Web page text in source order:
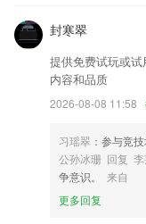
3.根据考试考点，并对题
4.每一个孩子的借阅信
的阅读方法，上传孩子
5.为你讲解不会的题，
99彩票第一门户
智能家居部分优化。
对存在的已知问题进行修复
封寒翠
提供免费试玩或
内容和品质
2026-08-08 11:58
习瑶翠 ：参与竞
公孙冰珊 回复 李
争意识。
来自
更多回复